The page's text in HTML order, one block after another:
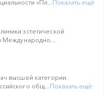
«Пл...Показать ещё
эстетической
Международно...
высшей категории.
общ... Показать ещё